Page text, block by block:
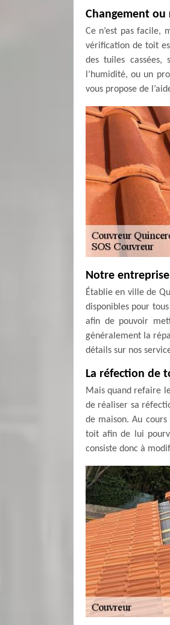
Changement
Ce n’est pas facile,
vérification de toit
des tuiles
l’humidité, ou un
vous propose de
Notre
Établie en ville de
disponibles pour
afin de pouvoir
généralement la
détails sur nos
La réfection de
Mais quand refaire
de réaliser sa
de maison. Au
toit afin de lui
consiste donc à